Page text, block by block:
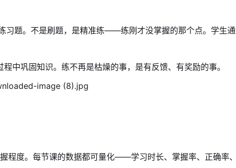
习题。不是刷题，是精准练——练刚才没掌握的那个点。学生通
巩固知识。练不再是枯燥的事，是有反馈、有奖励的事。
程度。每节课的数据都可量化——学习时长、掌握率、正确率